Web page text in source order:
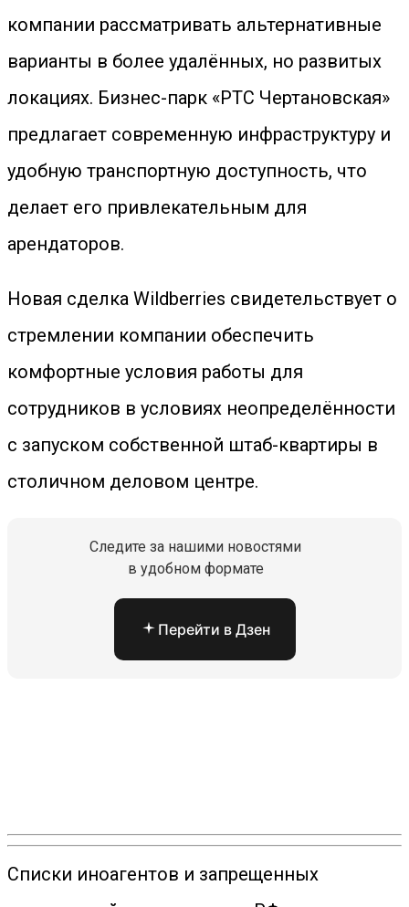
компании рассматривать альтернативные
варианты в более удалённых, но развитых
локациях. Бизнес-парк «РТС Чертановская»
предлагает современную инфраструктуру и
удобную транспортную доступность, что
делает его привлекательным для
арендаторов.
Новая сделка Wildberries свидетельствует о
стремлении компании обеспечить
комфортные условия работы для
сотрудников в условиях неопределённости
с запуском собственной штаб-квартиры в
столичном деловом центре.
Следите за нашими новостями
в удобном формате
Перейти в Дзен
Списки иноагентов и запрещенных